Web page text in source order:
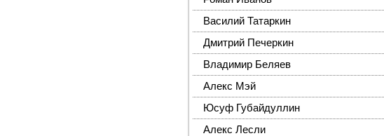
Василий Татаркин
Дмитрий Печеркин
Владимир Беляев
Алекс Мэй
Юсуф Губайдуллин
Алекс Лесли